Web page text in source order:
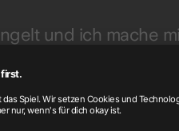
und ich mache
nämlich immer
damit, mir einen
diese Woche alles